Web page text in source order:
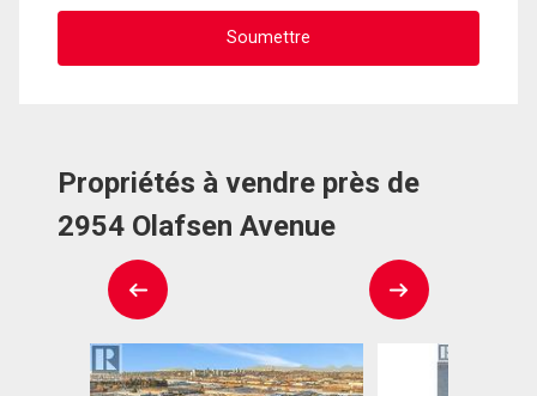
Propriétés à vendre près de
2954 Olafsen Avenue